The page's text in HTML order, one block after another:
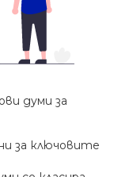
думи за
за ключовите